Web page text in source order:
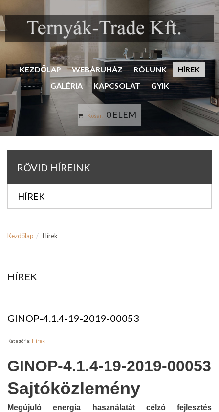
KEZDŐLAP WEBÁRUHÁZ RÓLUNK
HÍREK
GALÉRIA
KAPCSOLAT GYIK
Kosár: 0 ELEM
RÖVID HÍREINK
HÍREK
Kezdőlap Hírek
HÍREK
GINOP-4.1.4-19-2019-00053
Kategória: Hírek
GINOP-4.1.4-19-2019-00053
Sajtóközlemény
Megújuló energia használatát célzó fejlesztés